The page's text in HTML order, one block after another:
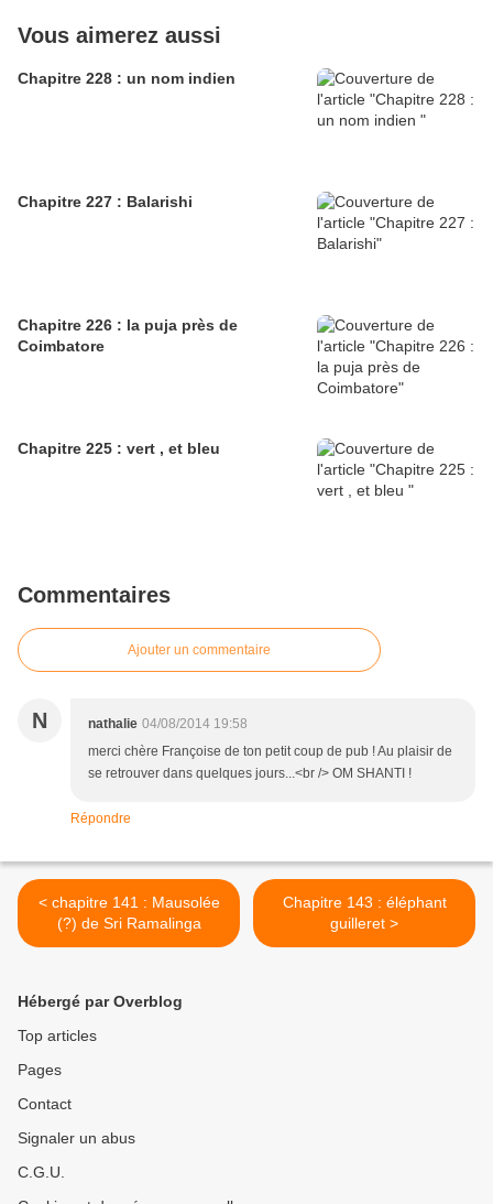
Vous aimerez aussi
Chapitre 228 : un nom indien
Chapitre 227 : Balarishi
Chapitre 226 : la puja près de
Coimbatore
Chapitre 225 : vert , et bleu
Commentaires
Ajouter un commentaire
N nathalie 04/08/2014 19:58
merci chère Françoise de ton petit coup de pub ! Au plaisir de
se retrouver dans quelques jours...<br /> OM SHANTI !
Répondre
< chapitre 141 : Mausolée
(?) de Sri Ramalinga
Chapitre 143 : éléphant
guilleret >
Hébergé par Overblog
Top articles
Pages
Contact
Signaler un abus
C.G.U.